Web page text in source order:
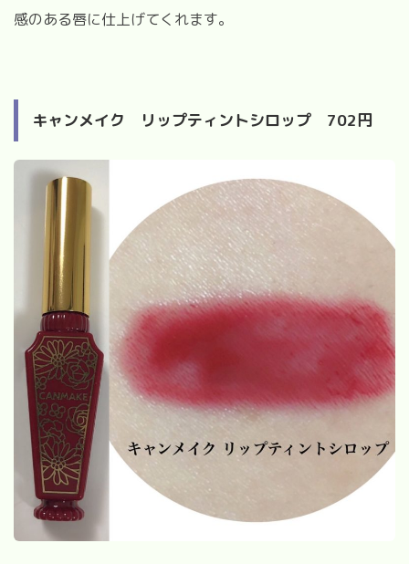
感のある唇に仕上げてくれます。
キャンメイク リップティントシロップ 702円